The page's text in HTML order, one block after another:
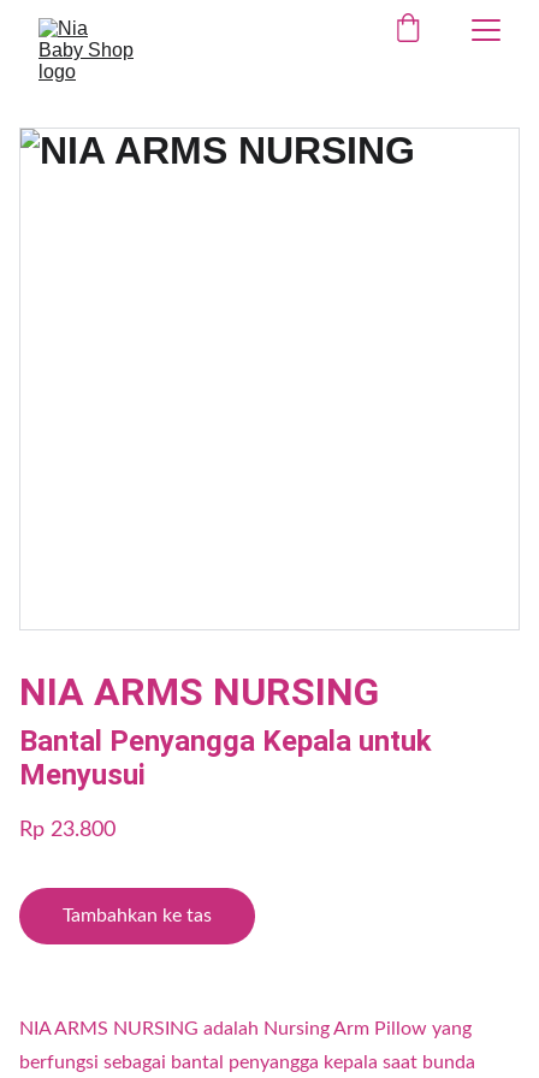
NIA ARMS NURSING
Bantal Penyangga Kepala untuk
Menyusui
Rp 23.800
Tambahkan ke tas
NIA ARMS NURSING adalah Nursing Arm Pillow yang
berfungsi sebagai bantal penyangga kepala saat bunda